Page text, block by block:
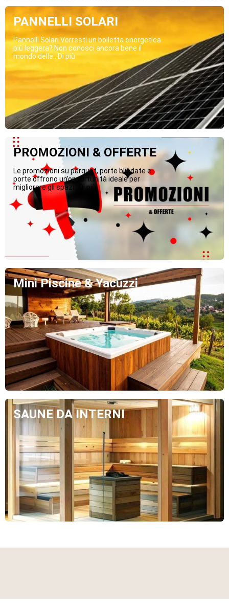
PANNELLI SOLARI
Pannelli Solari Vorresti un bolletta energetica
più leggera? Non conosci ancora bene il
mondo delle...Di più
PROMOZIONI & OFFERTE
Le promozioni su parquet, porte blindate e
porte offrono un’opportunità ideale per
migliorare gli spazi...Di più
Mini Piscine & Yacuzzi
SAUNE DA INTERNI